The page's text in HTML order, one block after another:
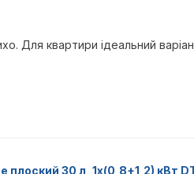
Для квартири ідеальний
плоский 30 л, 1x(0,8+1,2) кВт